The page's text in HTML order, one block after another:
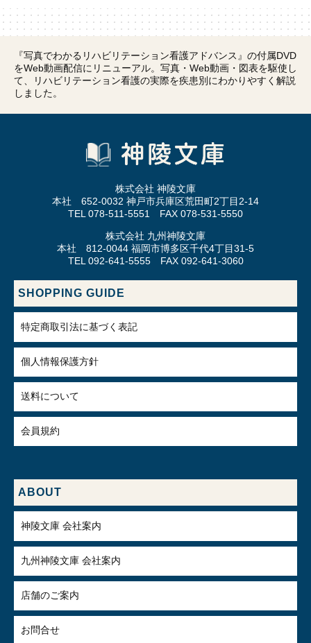
『写真でわかるリハビリテーション看護アドバンス』の付属DVD
をWeb動画配信にリニューアル。写真・Web動画・図表を駆使し
て、リハビリテーション看護の実際を疾患別にわかりやすく解説
しました。
株式会社 神陵文庫
本社 652-0032 神戸市兵庫区荒田町2丁目2-14
TEL 078-511-5551 FAX 078-531-5550
株式会社 九州神陵文庫
本社 812-0044 福岡市博多区千代4丁目31-5
TEL 092-641-5555 FAX 092-641-3060
SHOPPING GUIDE
特定商取引法に基づく表記
個人情報保護方針
送料について
会員規約
ABOUT
神陵文庫 会社案内
九州神陵文庫 会社案内
店舗のご案内
お問合せ